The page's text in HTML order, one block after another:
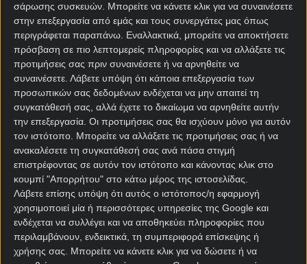
σάρωσης συσκευών. Μπορείτε να κάνετε κλικ για να συναινέσετε
στην επεξεργασία από εμάς και τους συνεργάτες μας όπως
περιγράφεται παραπάνω. Εναλλακτικά, μπορείτε να αποκτήσετε
πρόσβαση σε πιο λεπτομερείς πληροφορίες και να αλλάξετε τις
προτιμήσεις σας πριν συναινέσετε ή να αρνηθείτε να
συναινέσετε. Λάβετε υπόψη ότι κάποια επεξεργασία των
προσωπικών σας δεδομένων ενδέχεται να μην απαιτεί τη
συγκατάθεσή σας, αλλά έχετε το δικαίωμα να αρνηθείτε αυτήν
την επεξεργασία. Οι προτιμήσεις σας θα ισχύουν μόνο για αυτόν
τον ιστότοπο. Μπορείτε να αλλάξετε τις προτιμήσεις σας ή να
ανακαλέσετε τη συγκατάθεσή σας ανά πάσα στιγμή
επιστρέφοντας σε αυτόν τον ιστότοπο και κάνοντας κλικ στο
κουμπί "Απορρήτου" στο κάτω μέρος της ιστοσελίδας.
Λάβετε επίσης υπόψη ότι αυτός ο ιστότοπος/η εφαρμογή
χρησιμοποιεί μία ή περισσότερες υπηρεσίες της Google και
ενδέχεται να συλλέγει και να αποθηκεύει πληροφορίες που
περιλαμβάνουν, ενδεικτικά, τη συμπεριφορά επίσκεψης ή
χρήσης σας. Μπορείτε να κάνετε κλικ για να δώσετε ή να
Αρχική Σελίδα
Χρήστος Σωτηρακόπουλος
Προγνωστικά
Βαθμολογίες - Στατιστικά
Κουπόνι
Πρόγραμμα TV
Προσφορές*